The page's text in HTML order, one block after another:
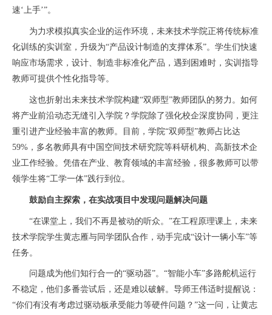
速‘上手’”。
为力求模拟真实企业的运作环境，未来技术学院正将传统标准
化训练的实训室，升级为“产品设计制造的支撑体系”。学生们快速
响应市场需求，设计、制造非标准化产品，遇到困难时，实训指导
教师可提供个性化指导等。
这也折射出未来技术学院构建“双师型”教师团队的努力。如何
将产业前沿动态无缝引入学院？学院除了强化校企深度协同，更注
重引进产业经验丰富的教师。目前，学院“双师型”教师占比达
59%，多名教师具有中国空间技术研究院等科研机构、高新技术企
业工作经验。凭借在产业、教育领域的丰富经验，很多教师可以带
领学生将“工学一体”践行到位。
鼓励自主探索，在实战项目中发现问题解决问题
“在课堂上，我们不再是被动的听众。”在工程原理课上，未来
技术学院学生黄志雁与同学团队合作，动手完成“设计一辆小车”等
任务。
问题成为他们知行合一的“驱动器”。“智能小车”多路舵机运行
不稳定，他们多番尝试后，还是难以破解。导师王伟适时提醒说：
“你们有没有考虑过驱动板承受能力等硬件问题？”这一问，让黄志